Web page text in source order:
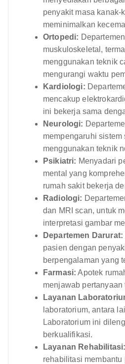
penyakit masa kanak-
meminimalkan
Ortopedi:
muskuloskeletal,
menggunakan teknik
mengurangi waktu
Kardiologi:
mencakup
ini bekerja sama
Neurologi:
mempengaruhi
menggunakan teknik
Psikiatri: Menyadari
mental yang
rumah sakit bekerja
Radiologi:
dan MRI scan, untuk
interpretasi gambar
Departemen Darurat:
pasien dengan
berpengalaman yang
Farmasi: Apotek
menjawab
Layanan
laboratorium, antara
Laboratorium ini
berkualifikasi.
Layanan Rehabilitasi:
rehabilitasi